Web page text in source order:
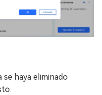
se haya eliminado